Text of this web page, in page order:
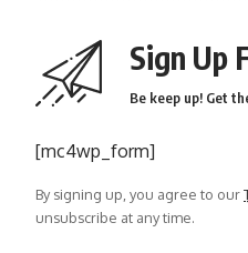
Sign Up
Be keep up! Get
[mc4wp_form]
By signing up, you agree to our
unsubscribe at any time.